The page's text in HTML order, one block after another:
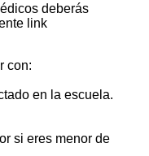
deberás
link
con:
en la escuela.
si eres menor de